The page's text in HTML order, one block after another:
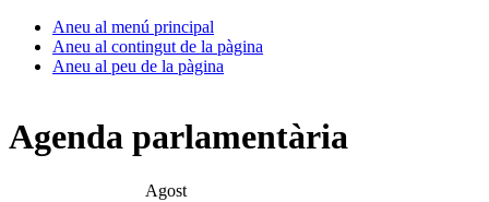
Aneu al menú principal
Aneu al contingut de la pàgina
Aneu al peu de la pàgina
Agenda parlamentària
Agost